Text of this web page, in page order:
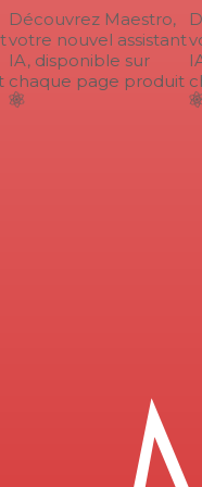
Découvrez Maestro,
votre nouvel assistant
IA, disponible sur
chaque page produit